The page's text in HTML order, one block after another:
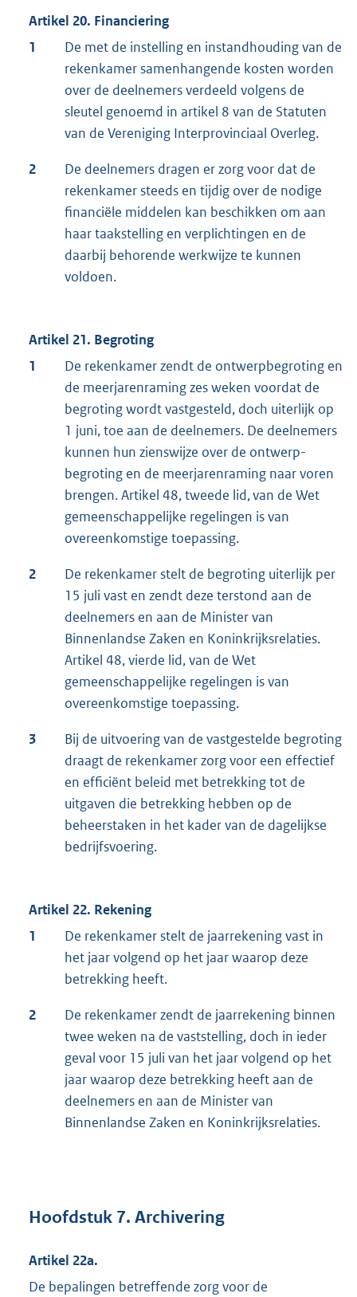
Artikel 20. Financiering
1
De met de instelling en instandhouding van de
rekenkamer samenhangende kosten worden
over de deelnemers verdeeld volgens de
sleutel genoemd in artikel 8 van de Statuten
van de Vereniging Interprovinciaal Overleg.
2
De deelnemers dragen er zorg voor dat de
rekenkamer steeds en tijdig over de nodige
financiële middelen kan beschikken om aan
haar taakstelling en verplichtingen en de
daarbij behorende werkwijze te kunnen
voldoen.
Artikel 21. Begroting
1
De rekenkamer zendt de ontwerpbegroting en
de meerjarenraming zes weken voordat de
begroting wordt vastgesteld, doch uiterlijk op
1 juni, toe aan de deelnemers. De deelnemers
kunnen hun zienswijze over de ontwerp-
begroting en de meerjarenraming naar voren
brengen. Artikel 48, tweede lid, van de Wet
gemeenschappelijke regelingen is van
overeenkomstige toepassing.
2
De rekenkamer stelt de begroting uiterlijk per
15 juli vast en zendt deze terstond aan de
deelnemers en aan de Minister van
Binnenlandse Zaken en Koninkrijksrelaties.
Artikel 48, vierde lid, van de Wet
gemeenschappelijke regelingen is van
overeenkomstige toepassing.
3
Bij de uitvoering van de vastgestelde begroting
draagt de rekenkamer zorg voor een effectief
en efficiënt beleid met betrekking tot de
uitgaven die betrekking hebben op de
beheerstaken in het kader van de dagelijkse
bedrijfsvoering.
Artikel 22. Rekening
1
De rekenkamer stelt de jaarrekening vast in
het jaar volgend op het jaar waarop deze
betrekking heeft.
2
De rekenkamer zendt de jaarrekening binnen
twee weken na de vaststelling, doch in ieder
geval voor 15 juli van het jaar volgend op het
jaar waarop deze betrekking heeft aan de
deelnemers en aan de Minister van
Binnenlandse Zaken en Koninkrijksrelaties.
Hoofdstuk 7. Archivering
Artikel 22a.
De bepalingen betreffende zorg voor de